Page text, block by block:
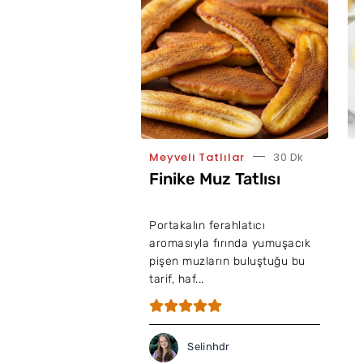
Meyveli Tatlılar 30 Dk
Finike Muz Tatlısı
Portakalın ferahlatıcı
aromasıyla fırında yumuşacık
pişen muzların buluştuğu bu
tarif, haf...
Selinhdr